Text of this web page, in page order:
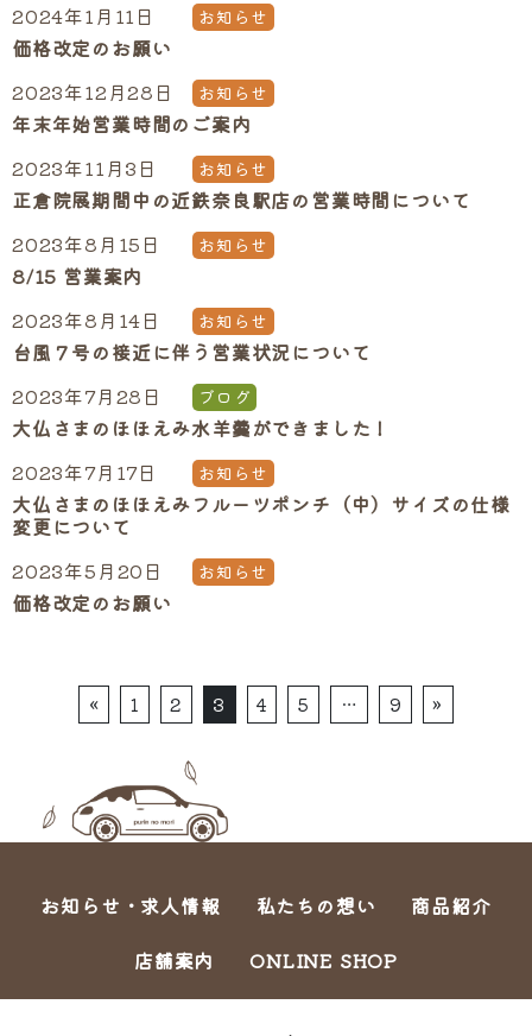
2024年1月11日
お知らせ
価格改定のお願い
2023年12月28日
お知らせ
年末年始営業時間のご案内
2023年11月3日
お知らせ
正倉院展期間中の近鉄奈良駅店の営業時間について
2023年8月15日
お知らせ
8/15 営業案内
2023年8月14日
お知らせ
台風７号の接近に伴う営業状況について
2023年7月28日
ブログ
大仏さまのほほえみ水羊羹ができました！
2023年7月17日
お知らせ
大仏さまのほほえみフルーツポンチ（中）サイズの仕様
変更について
2023年5月20日
お知らせ
価格改定のお願い
Posts navigation
« 1 2 3 4 5 … 9 »
お知らせ・求人情報 私たちの想い
商品紹介
店舗案内
ONLINE SHOP